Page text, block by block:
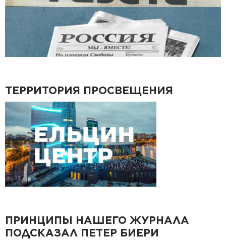
ТЕРРИТОРИЯ ПРОСВЕЩЕНИЯ
ПРИНЦИПЫ НАШЕГО ЖУРНАЛА
ПОДСКАЗАЛ ПЕТЕР БИЕРИ